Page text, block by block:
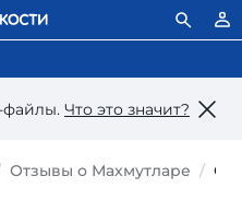
файлы. Что это значит?
Отзывы о Махмутларе